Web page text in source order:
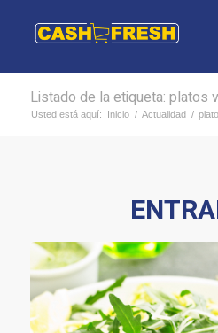
Listado de la etiqueta: platos
Usted está aquí: Inicio / Actualidad /